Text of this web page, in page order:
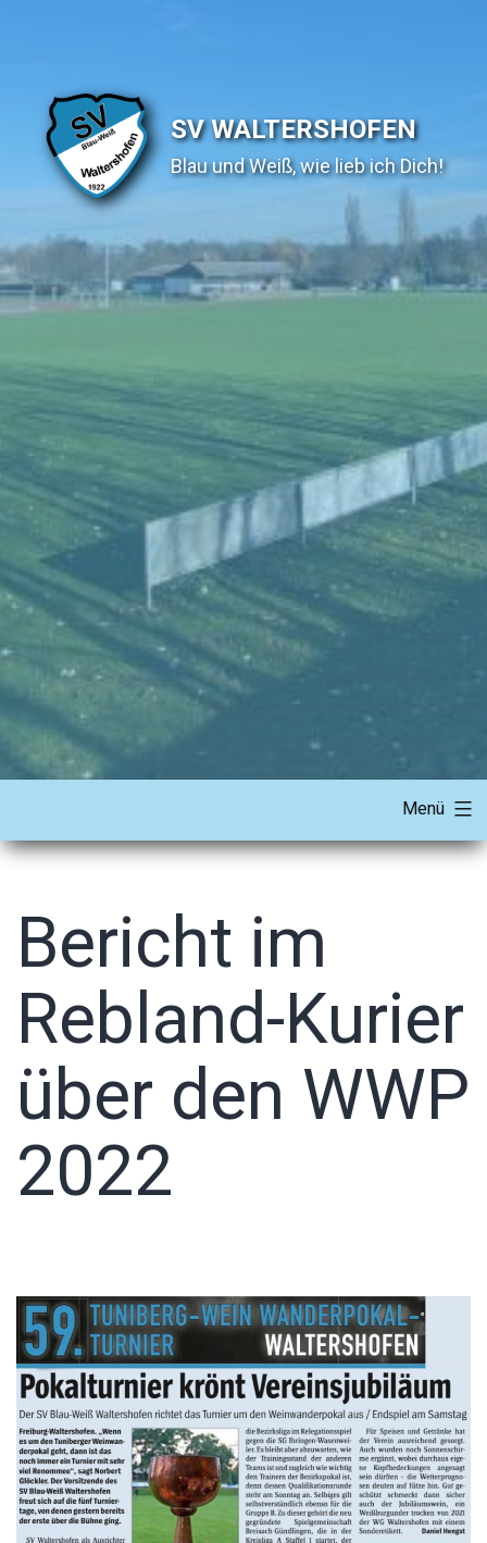
SV WALTERSHOFEN
Blau und Weiß, wie lieb ich Dich!
Menü
Bericht im
Rebland-Kurier
über den WWP
2022